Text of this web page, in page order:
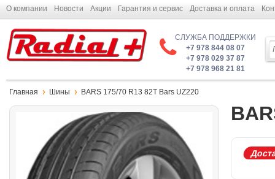
О компании Новости Акции Гарантия и сервис Доставка и оплата
СЛУЖБА ПОДДЕРЖКИ
+7 978 844 08 07
+7 978 029 37 87
+7 978 968 21 81
Главная Шины BARS 175/70 R13 82T Bars UZ220